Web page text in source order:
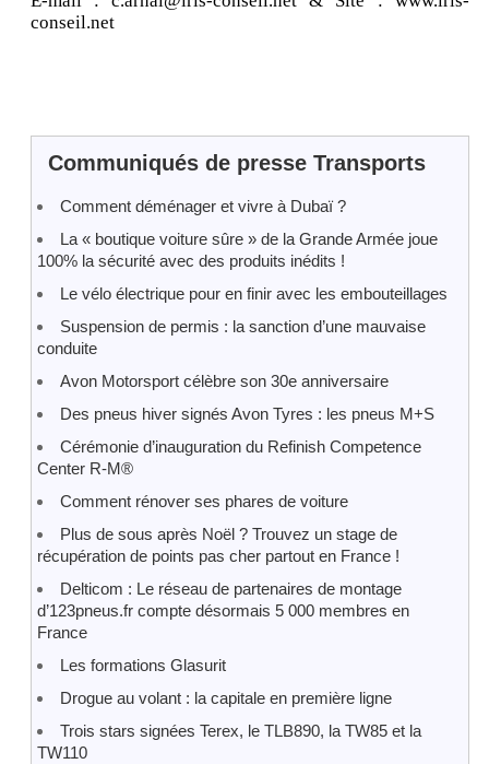
conseil.net
Communiqués de presse Transports
Comment déménager et vivre à Dubaï ?
La « boutique voiture sûre » de la Grande Armée joue
100% la sécurité avec des produits inédits !
Le vélo électrique pour en finir avec les embouteillages
Suspension de permis : la sanction d’une mauvaise
conduite
Avon Motorsport célèbre son 30e anniversaire
Des pneus hiver signés Avon Tyres : les pneus M+S
Cérémonie d’inauguration du Refinish Competence
Center R-M®
Comment rénover ses phares de voiture
Plus de sous après Noël ? Trouvez un stage de
récupération de points pas cher partout en France !
Delticom : Le réseau de partenaires de montage
d’123pneus.fr compte désormais 5 000 membres en
France
Les formations Glasurit
Drogue au volant : la capitale en première ligne
Trois stars signées Terex, le TLB890, la TW85 et la
TW110